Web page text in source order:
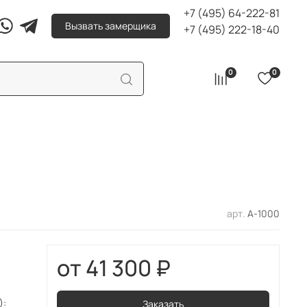
Вызвать замерщика
+7 (495) 64-222-81
+7 (495) 222-18-40
0 0
арт. А-1000
41 300 ₽
Заказать